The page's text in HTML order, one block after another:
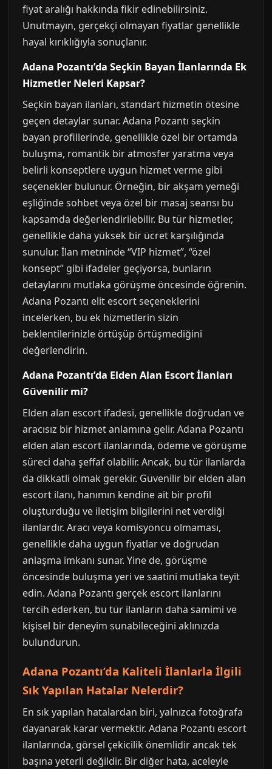
fiyat aralığı hakkında fikir edinebilirsiniz.
Unutmayın, gerçekçi olmayan fiyatlar genellikle
hayal kırıklığıyla sonuçlanır.
Adana Pozantı’da Seçkin Bayan İlanlarında Ek
Hizmetler Neleri Kapsar?
Seçkin bayan ilanları, standart hizmetin ötesine
geçen detaylar sunar. Adana Pozantı seçkin
bayan profillerinde, genellikle özel bir ortamda
buluşma, romantik bir atmosfer yaratma veya
belirli konseptlere uygun hizmet verme gibi
seçenekler bulunur. Örneğin, bir akşam yemeği
eşliğinde sohbet veya özel bir masaj seansı bu
kapsamda değerlendirilebilir. Bu tür hizmetler,
genellikle daha yüksek bir ücret karşılığında
sunulur. İlan metninde “VIP hizmet”, “özel
konsept” gibi ifadeler geçiyorsa, bunların
detaylarını mutlaka görüşme öncesinde öğrenin.
Adana Pozantı elit escort seçeneklerini
incelerken, bu ek hizmetlerin sizin
beklentilerinizle örtüşüp örtüşmediğini
değerlendirin.
Adana Pozantı’da Elden Alan Escort İlanları
Güvenilir mi?
Elden alan escort ifadesi, genellikle doğrudan ve
aracısız bir hizmet anlamına gelir. Adana Pozantı
elden alan escort ilanlarında, ödeme ve görüşme
süreci daha şeffaf olabilir. Ancak, bu tür ilanlarda
da dikkatli olmak gerekir. Güvenilir bir elden alan
escort ilanı, hanımın kendine ait bir profil
oluşturduğu ve iletişim bilgilerini net verdiği
ilanlardır. Aracı veya komisyoncu olmaması,
genellikle daha uygun fiyatlar ve doğrudan
anlaşma imkanı sunar. Yine de, görüşme
öncesinde buluşma yeri ve saatini mutlaka teyit
edin. Adana Pozantı gerçek escort ilanlarını
tercih ederken, bu tür ilanların daha samimi ve
kişisel bir deneyim sunabileceğini aklınızda
bulundurun.
Adana Pozantı’da Kaliteli İlanlarla İlgili
Sık Yapılan Hatalar Nelerdir?
En sık yapılan hatalardan biri, yalnızca fotoğrafa
dayanarak karar vermektir. Adana Pozantı escort
ilanlarında, görsel çekicilik önemlidir ancak tek
başına yeterli değildir. Bir diğer hata, aceleyle